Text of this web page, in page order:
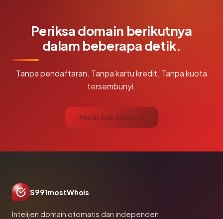
Periksa domain berikutnya
dalam beberapa detik.
Tanpa pendaftaran. Tanpa kartu kredit. Tanpa kuota
tersembunyi.
Mulai cek gratis →
S991mostWhois
Intelijen domain otomatis dan independen